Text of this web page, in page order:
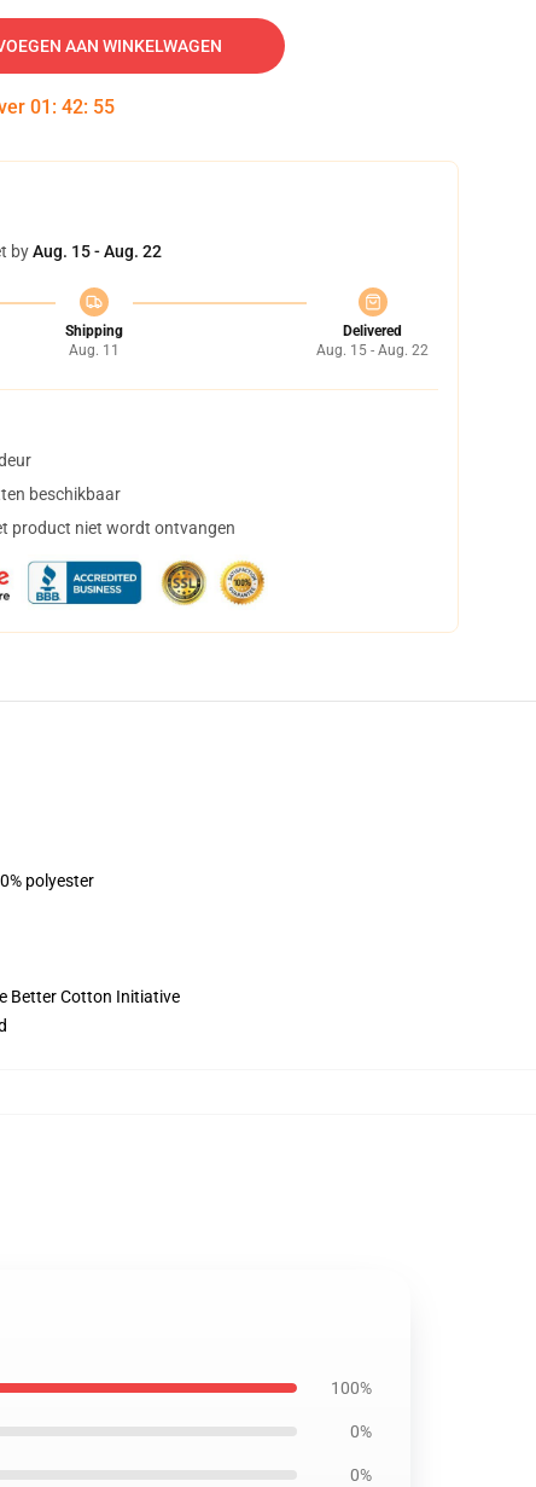
AAN WINKELWAGEN
01 : 42: 54
byAug. 15 - Aug. 22
Shipping
Aug. 11
Delivered
Aug. 15 - Aug. 22
beschikbaar
product niet wordt ontvangen
polyester
Better Cotton Initiative
100%
0%
0%